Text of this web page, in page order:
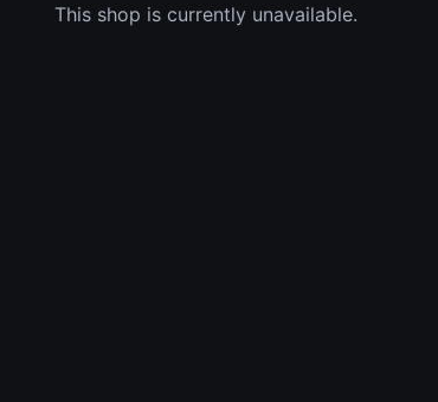
This shop is currently unavailable.